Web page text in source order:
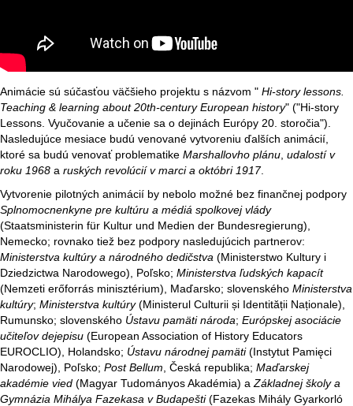
Animácie sú súčasťou väčšieho projektu s názvom " Hi-story lessons.
Teaching & learning about 20th-century European history" ("Hi-story
Lessons. Vyučovanie a učenie sa o dejinách Európy 20. storočia").
Nasledujúce mesiace budú venované vytvoreniu ďalších animácií,
ktoré sa budú venovať problematike Marshallovho plánu udalostí v
roku 1968 a ruských revolúcií v marci a októbri 1917.
Vytvorenie pilotných animácií by nebolo možné bez finančnej podpory
Splnomocnenkyne pre kultúru a médiá spolkovej vlády
(Staatsministerin für Kultur und Medien der Bundesregierung),
Nemecko; rovnako tiež bez podpory nasledujúcich partnerov:
Ministerstva kultúry a národného dedičstva (Ministerstwo Kultury i
Dziedzictwa Narodowego), Poľsko; Ministerstva ľudských kapacít
(Nemzeti erőforrás minisztérium), Maďarsko; slovenského Ministerstva
kultúry; Ministerstva kultúry(Ministerul Culturii și Identității Naționale),
Rumunsko; slovenského Ústavu pamäti národa; Európskej asociácie
učiteľov dejepisu (European Association of History Educators
EUROCLIO), Holandsko; Ústavu národnej pamäti(Instytut Pamięci
Narodowej), Poľsko; Post Bellum , Česká republika; Maďarskej
akadémie vied (Magyar Tudományos Akadémia) a Základnej školy a
Gymnázia Mihálya Fazekasa v Budapešti(Fazekas Mihály Gyarkorló